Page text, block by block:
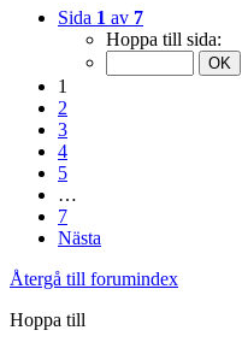
Sida 1 av 7
Hoppa till sida:
1
2
3
4
5
…
7
Nästa
Återgå till forumindex
Hoppa till